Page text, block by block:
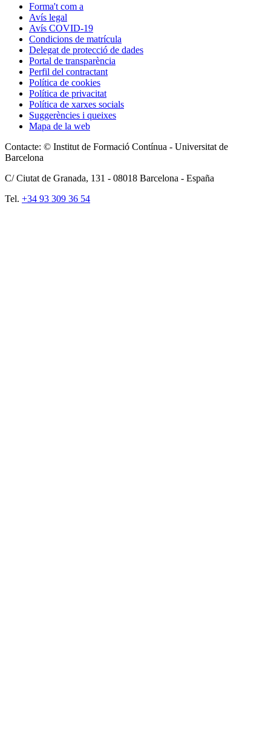
Forma't com a
Avís legal
Avís COVID-19
Condicions de matrícula
Delegat de protecció de dades
Portal de transparència
Perfil del contractant
Política de cookies
Política de privacitat
Política de xarxes socials
Suggerències i queixes
Mapa de la web
Contacte: © Institut de Formació Contínua - Universitat de
Barcelona
C/ Ciutat de Granada, 131 - 08018 Barcelona - España
Tel. +34 93 309 36 54